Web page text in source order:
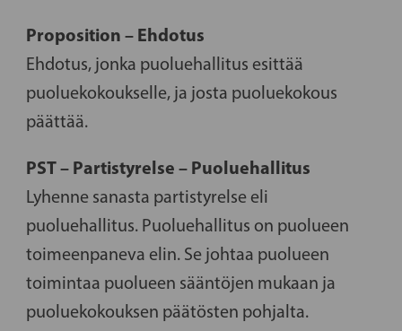
Proposition – Ehdotus
Ehdotus, jonka puoluehallitus esittää
puoluekokoukselle, ja josta puoluekokous
päättää.
PST – Partistyrelse – Puoluehallitus
Lyhenne sanasta partistyrelse eli
puoluehallitus. Puoluehallitus on puolueen
toimeenpaneva elin. Se johtaa puolueen
toimintaa puolueen sääntöjen mukaan ja
puoluekokouksen päätösten pohjalta.